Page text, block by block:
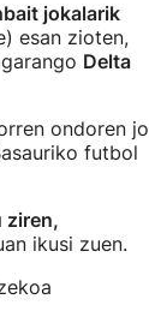
jokalarik
esan zioten,
Delta
ondoren jo
futbol
ziren,
ikusi zuen.